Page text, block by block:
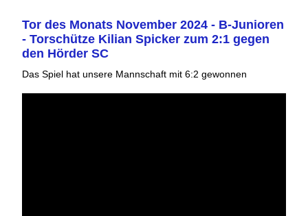
Tor des Monats November 2024 - B-Junioren
- Torschütze Kilian Spicker zum 2:1 gegen
den Hörder SC
Das Spiel hat unsere Mannschaft mit 6:2 gewonnen